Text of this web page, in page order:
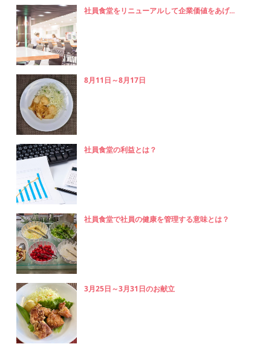
社員食堂をリニューアルして企業価値をあげ...
8月11日～8月17日
社員食堂の利益とは？
社員食堂で社員の健康を管理する意味とは？
3月25日～3月31日のお献立